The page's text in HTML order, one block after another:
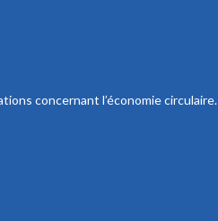
concernant l’économie circulaire.